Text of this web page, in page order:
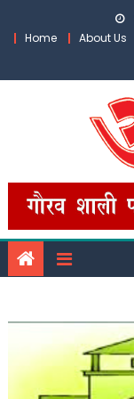
Home
About Us